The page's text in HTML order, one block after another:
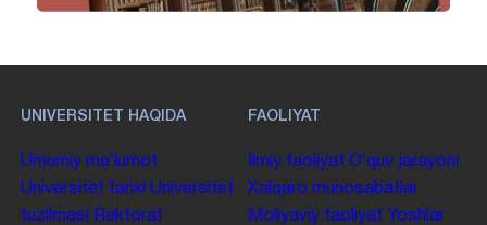
UNIVERSITET HAQIDA
Umumiy maʼlumot
Universitet tarixi Universitet
tuzilmasi
Rektorat
FAOLIYAT
Ilmiy faoliyat Oʻquv jarayoni
Xalqaro munosabatlar
Moliyaviy faoliyat Yoshlar